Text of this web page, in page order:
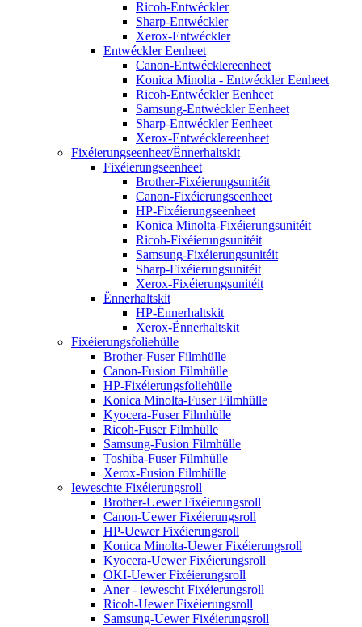
Ricoh-Entwéckler
Sharp-Entwéckler
Xerox-Entwéckler
Entwéckler Eenheet
Canon-Entwécklereenheet
Konica Minolta - Entwéckler Eenheet
Ricoh-Entwéckler Eenheet
Samsung-Entwéckler Eenheet
Sharp-Entwéckler Eenheet
Xerox-Entwécklereenheet
Fixéierungseenheet/Ënnerhaltskit
Fixéierungseenheet
Brother-Fixéierungsunitéit
Canon-Fixéierungseenheet
HP-Fixéierungseenheet
Konica Minolta-Fixéierungsunitéit
Ricoh-Fixéierungsunitéit
Samsung-Fixéierungsunitéit
Sharp-Fixéierungsunitéit
Xerox-Fixéierungsunitéit
Ënnerhaltskit
HP-Ënnerhaltskit
Xerox-Ënnerhaltskit
Fixéierungsfoliehülle
Brother-Fuser Filmhülle
Canon-Fusion Filmhülle
HP-Fixéierungsfoliehülle
Konica Minolta-Fuser Filmhülle
Kyocera-Fuser Filmhülle
Ricoh-Fuser Filmhülle
Samsung-Fusion Filmhülle
Toshiba-Fuser Filmhülle
Xerox-Fusion Filmhülle
Ieweschte Fixéierungsroll
Brother-Uewer Fixéierungsroll
Canon-Uewer Fixéierungsroll
HP-Uewer Fixéierungsroll
Konica Minolta-Uewer Fixéierungsroll
Kyocera-Uewer Fixéierungsroll
OKI-Uewer Fixéierungsroll
Aner - iewescht Fixéierungsroll
Ricoh-Uewer Fixéierungsroll
Samsung-Uewer Fixéierungsroll